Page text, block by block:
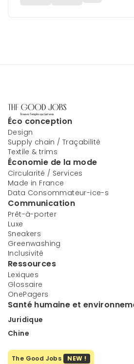
Éco conception
Design
Supply chain / Traçabilité
Textile & trims
Économie de la mode
Circularité / Services
Made in France
Data Consommateur-ice-s
Communication
Prêt-à-porter
Luxe
Sneakers
Greenwashing
Inclusivité
Ressources
Lexiques
Glossaire
OnePagers
Santé humaine et
Juridique
Chine
The Good Jobs NEW !